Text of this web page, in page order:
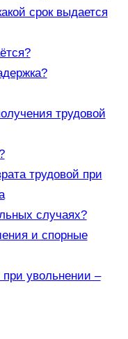
срок выдается
трудовой
трудовой при
случаях?
и спорные
увольнении –